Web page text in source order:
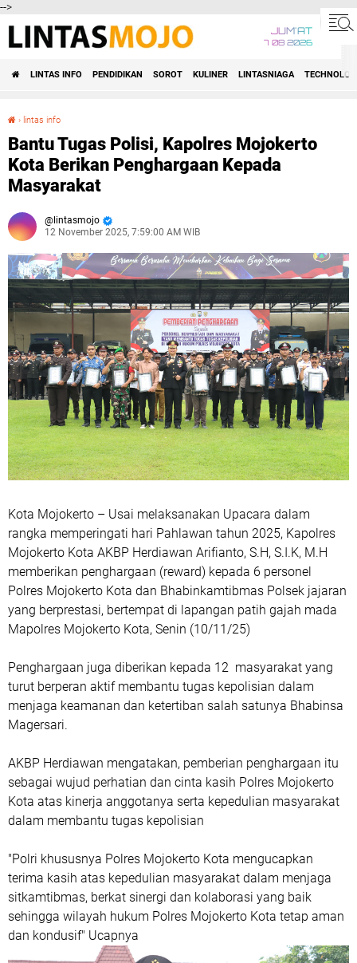
-->
JUM'AT
7 08 2026
LINTAS INFO PENDIDIKAN SOROT KULINER LINTASNIAGA
› lintas info
Bantu Tugas Polisi, Kapolres Mojokerto
Kota Berikan Penghargaan Kepada
Masyarakat
lintasmojo
12 November 2025, 7:59:00 AM WIB
Kota Mojokerto – Usai melaksanakan Upacara dalam
rangka memperingati hari Pahlawan tahun 2025, Kapolres
Mojokerto Kota AKBP Herdiawan Arifianto, S.H, S.I.K, M.H
memberikan penghargaan (reward) kepada 6 personel
Polres Mojokerto Kota dan Bhabinkamtibmas Polsek jajaran
yang berprestasi, bertempat di lapangan patih gajah mada
Mapolres Mojokerto Kota, Senin (10/11/25)
Penghargaan juga diberikan kepada 12 masyarakat yang
turut berperan aktif membantu tugas kepolisian dalam
menjaga keamanan dan ketertiban salah satunya Bhabinsa
Magersari.
AKBP Herdiawan mengatakan, pemberian penghargaan itu
sebagai wujud perhatian dan cinta kasih Polres Mojokerto
Kota atas kinerja anggotanya serta kepedulian masyarakat
dalam membantu tugas kepolisian
"Polri khususnya Polres Mojokerto Kota mengucapkan
terima kasih atas kepedulian masyarakat dalam menjaga
sitkamtibmas, berkat sinergi dan kolaborasi yang baik
sehingga wilayah hukum Polres Mojokerto Kota tetap aman
dan kondusif" Ucapnya